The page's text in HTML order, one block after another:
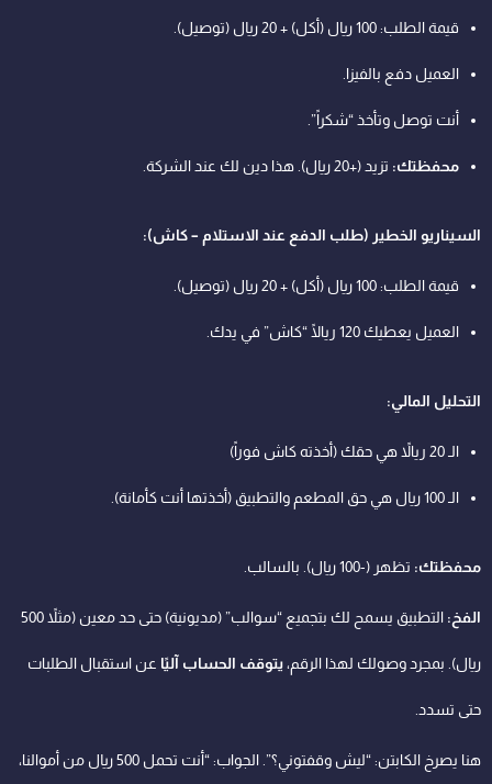
قيمة الطلب: 100 ريال (أكل) + 20 ريال (توصيل).
العميل دفع بالفيزا.
أنت توصل وتأخذ “شكراً”.
محفظتك: تزيد (+20 ريال). هذا دين لك عند الشركة.
السيناريو الخطير (طلب الدفع عند الاستلام – كاش):
قيمة الطلب: 100 ريال (أكل) + 20 ريال (توصيل).
العميل يعطيك 120 ريالًا “كاش” في يدك.
التحليل المالي:
الـ 20 ريالاً هي حقك (أخذته كاش فوراً)
الـ 100 ريال هي حق المطعم والتطبيق (أخذتها أنت كأمانة).
محفظتك: تظهر (-100 ريال). بالسالب.
الفخ: التطبيق يسمح لك بتجميع “سوالب” (مديونية) حتى حد معين (مثلاً 500
ريال). بمجرد وصولك لهذا الرقم،يتوقف الحساب آليًا عن استقبال الطلبات
حتى تسدد.
هنا يصرخ الكابتن: “ليش وقفتوني؟”. الجواب: “أنت تحمل 500 ريال من أموالنا،